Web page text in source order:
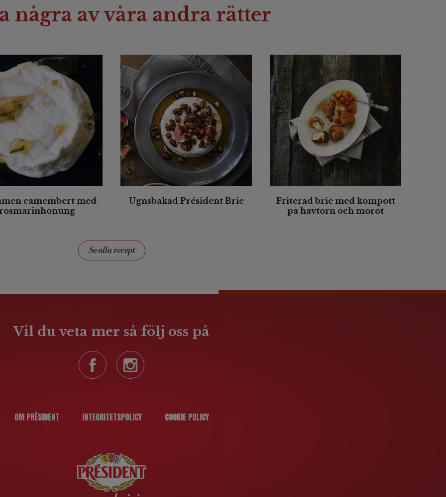
några av våra andra rätter
camembert med
Ugnsbakad Président Brie
Friterad brie med kompott
på havtorn och morot
Se alla recept
Vil du veta mer så följ oss på
OM PRÉSIDENT INTEGRITETSPOLICY COOKIE POLICY